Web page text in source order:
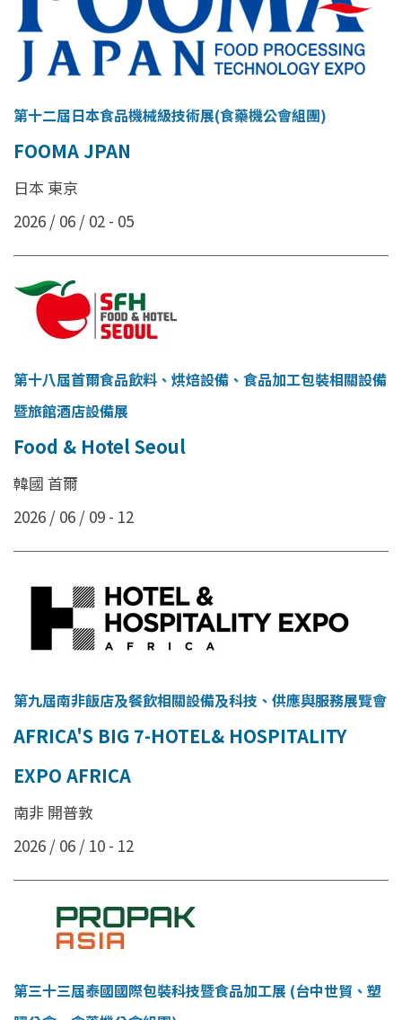
第十二屆日本食品機械級技術展(食藥機公會組團)
FOOMA JPAN
日本 東京
2026 / 06 / 02 - 05
第十八屆首爾食品飲料、烘焙設備、食品加工包裝相關設備
暨旅館酒店設備展
Food & Hotel Seoul
韓國 首爾
2026 / 06 / 09 - 12
第九屆南非飯店及餐飲相關設備及科技、供應與服務展覽會
AFRICA'S BIG 7-HOTEL& HOSPITALITY
EXPO AFRICA
南非 開普敦
2026 / 06 / 10 - 12
第三十三屆泰國國際包裝科技暨食品加工展 (台中世貿、塑